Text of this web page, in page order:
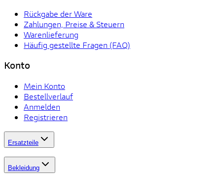
Rückgabe der Ware
Zahlungen, Preise & Steuern
Warenlieferung
Häufig gestellte Fragen (FAQ)
Konto
Mein Konto
Bestellverlauf
Anmelden
Registrieren
Ersatzteile
Bekleidung